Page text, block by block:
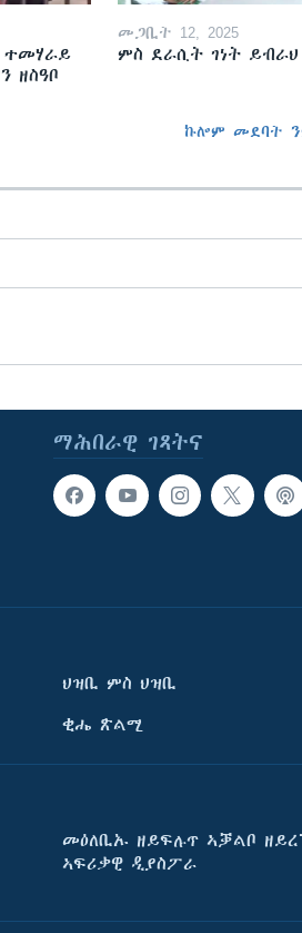
ተመሃራይ
ዘስዓቦ
መጋቢት 12, 2025
ምስ ደራሲት ገነት ይብራህ
ኩሎም መደባት
ማሕበራዊ ገጻትና
ህዝቢ ምስ ህዝቢ
ቂሔ ጽልሚ
መዕለቢኡ ዘይፍሉጥ ኣቓልቦ
ኣፍሪቃዊ ዲያስፖራ